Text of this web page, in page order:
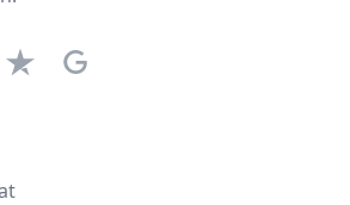
TrustpilotGoogle Business Profile